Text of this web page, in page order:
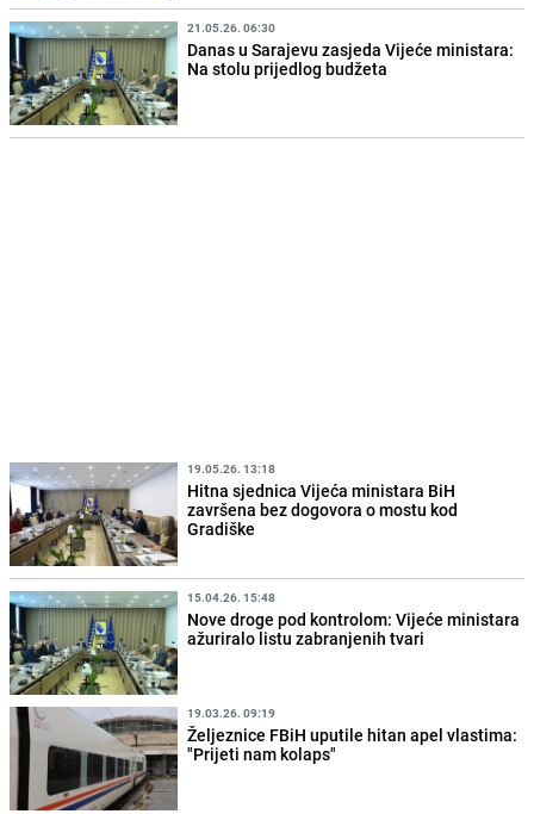
21.05.26. 06:30
Danas u Sarajevu zasjeda Vijeće ministara:
Na stolu prijedlog budžeta
19.05.26. 13:18
Hitna sjednica Vijeća ministara BiH
završena bez dogovora o mostu kod
Gradiške
15.04.26. 15:48
Nove droge pod kontrolom: Vijeće ministara
ažuriralo listu zabranjenih tvari
19.03.26. 09:19
Željeznice FBiH uputile hitan apel vlastima:
"Prijeti nam kolaps"